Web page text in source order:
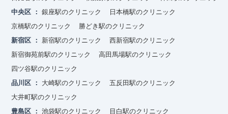
中央区
銀座駅のクリニック
日本橋駅のクリニック
京橋駅のクリニック
勝どき駅のクリニック
新宿区
新宿駅のクリニック
西新宿駅のクリニック
新宿御苑前駅のクリニック
高田馬場駅のクリニック
四ツ谷駅のクリニック
品川区
大崎駅のクリニック
五反田駅のクリニック
大井町駅のクリニック
豊島区
池袋駅のクリニック
目白駅のクリニック